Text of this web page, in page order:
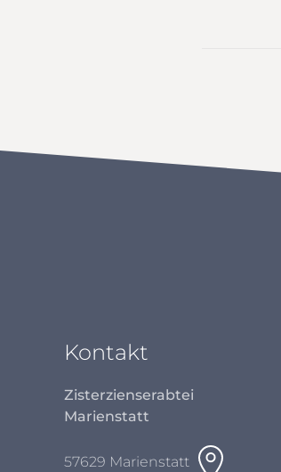
Kontakt
Zisterzienserabtei
Marienstatt
57629 Marienstatt